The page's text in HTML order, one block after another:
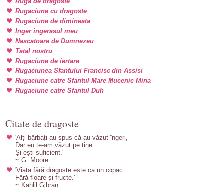
Rugaciune cu dragoste
Rugaciune de dimineata
Inger ingerasul meu
Nascatoare de Dumnezeu
Tatal nostru
Rugaciune de iertare
Rugaciunea Sfantului Francisc din Assisi
Rugaciune catre Sfantul Mare Mucenic Mina
Rugaciune catre Sfantul Duh
Citate de dragoste
'Alți bărbați au spus că au văzut îngeri,
Dar eu te-am văzut pe tine
Și ești suficient.'
~ G. Moore
'Viața fără dragoste este ca un copac
Fără floare și fructe.'
~ Kahlil Gibran